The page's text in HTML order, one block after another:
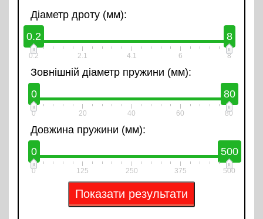
Діаметр дроту (мм):
0.2
8
0.2 2.1 4.1 6 8
Зовнішній діаметр пружини (мм):
0
80
0 20 40 60 80
Довжина пружини (мм):
0
500
0 125 250 375 500